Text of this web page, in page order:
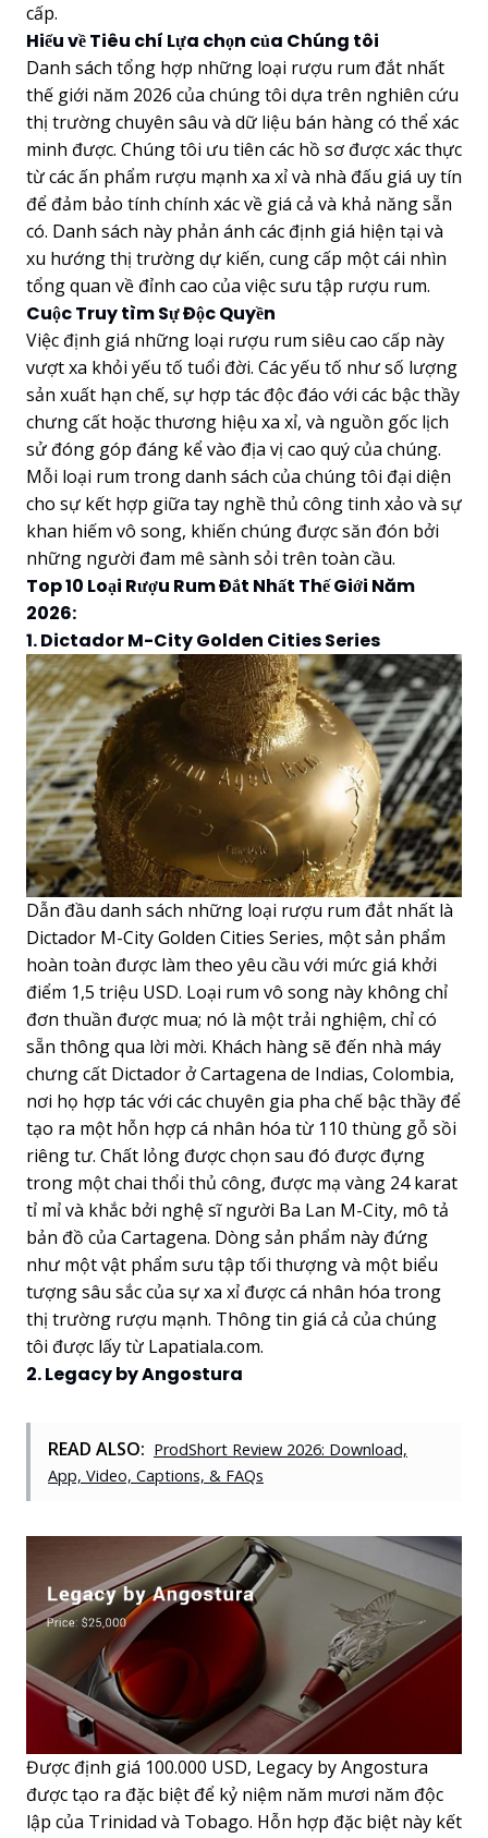
cấp.
Hiểu về Tiêu chí Lựa chọn của Chúng tôi
Danh sách tổng hợp những loại rượu rum đắt nhất
thế giới năm 2026 của chúng tôi dựa trên nghiên cứu
thị trường chuyên sâu và dữ liệu bán hàng có thể xác
minh được. Chúng tôi ưu tiên các hồ sơ được xác thực
từ các ấn phẩm rượu mạnh xa xỉ và nhà đấu giá uy tín
để đảm bảo tính chính xác về giá cả và khả năng sẵn
có. Danh sách này phản ánh các định giá hiện tại và
xu hướng thị trường dự kiến, cung cấp một cái nhìn
tổng quan về đỉnh cao của việc sưu tập rượu rum.
Cuộc Truy tìm Sự Độc Quyền
Việc định giá những loại rượu rum siêu cao cấp này
vượt xa khỏi yếu tố tuổi đời. Các yếu tố như số lượng
sản xuất hạn chế, sự hợp tác độc đáo với các bậc thầy
chưng cất hoặc thương hiệu xa xỉ, và nguồn gốc lịch
sử đóng góp đáng kể vào địa vị cao quý của chúng.
Mỗi loại rum trong danh sách của chúng tôi đại diện
cho sự kết hợp giữa tay nghề thủ công tinh xảo và sự
khan hiếm vô song, khiến chúng được săn đón bởi
những người đam mê sành sỏi trên toàn cầu.
Top 10 Loại Rượu Rum Đắt Nhất Thế Giới Năm
2026:
1. Dictador M-City Golden Cities Series
Dẫn đầu danh sách những loại rượu rum đắt nhất là
Dictador M-City Golden Cities Series, một sản phẩm
hoàn toàn được làm theo yêu cầu với mức giá khởi
điểm 1,5 triệu USD. Loại rum vô song này không chỉ
đơn thuần được mua; nó là một trải nghiệm, chỉ có
sẵn thông qua lời mời. Khách hàng sẽ đến nhà máy
chưng cất Dictador ở Cartagena de Indias, Colombia,
nơi họ hợp tác với các chuyên gia pha chế bậc thầy để
tạo ra một hỗn hợp cá nhân hóa từ 110 thùng gỗ sồi
riêng tư. Chất lỏng được chọn sau đó được đựng
trong một chai thổi thủ công, được mạ vàng 24 karat
tỉ mỉ và khắc bởi nghệ sĩ người Ba Lan M-City, mô tả
bản đồ của Cartagena. Dòng sản phẩm này đứng
như một vật phẩm sưu tập tối thượng và một biểu
tượng sâu sắc của sự xa xỉ được cá nhân hóa trong
thị trường rượu mạnh. Thông tin giá cả của chúng
tôi được lấy từ Lapatiala.com.
2. Legacy by Angostura
READ ALSO: ProdShort Review 2026: Download,
App, Video, Captions, & FAQs
Được định giá 100.000 USD, Legacy by Angostura
được tạo ra đặc biệt để kỷ niệm năm mươi năm độc
lập của Trinidad và Tobago. Hỗn hợp đặc biệt này kết